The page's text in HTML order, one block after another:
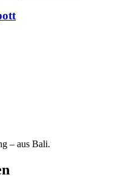
– aus Bali.